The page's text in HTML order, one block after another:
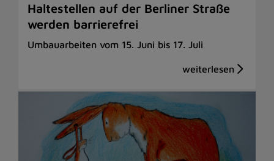
Haltestellen auf der Berliner Straße
werden barrierefrei
Umbauarbeiten vom 15. Juni bis 17. Juli